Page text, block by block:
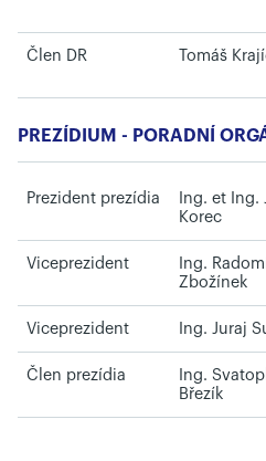
Člen DR Tomáš
PREZÍDIUM - PORADNÍ
Prezident prezídia
Ing. et Ing.
Korec
Viceprezident
Ing.
Zbožínek
Viceprezident Ing. Juraj
Člen prezídia
Ing.
Březík